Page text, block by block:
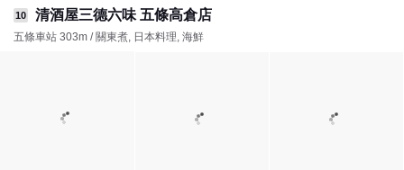
10 清酒屋三德六味 五條高倉店
五條車站 303m / 關東煮, 日本料理, 海鮮